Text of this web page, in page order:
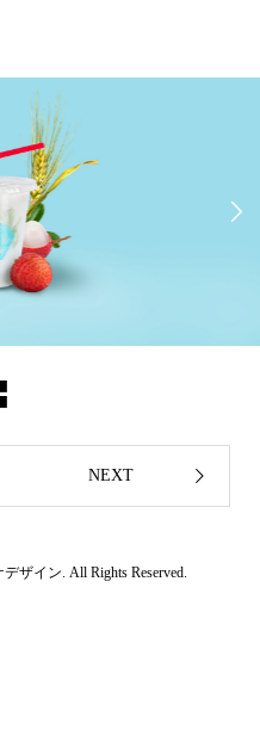

NEXT
ザイン. All Rights Reserved.